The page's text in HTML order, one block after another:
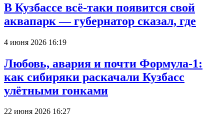
В Кузбассе всё-таки появится свой
аквапарк — губернатор сказал, где
4 июня 2026 16:19
Любовь, авария и почти Формула-1:
как сибиряки раскачали Кузбасс
улётными гонками
22 июня 2026 16:27